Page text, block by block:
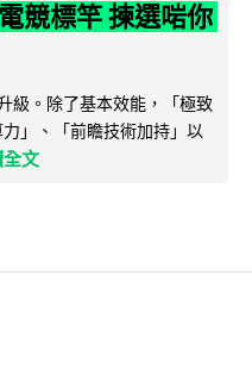
競標竿 揀選啱你
級。除了基本效能，「極致
」、「前瞻技術加持」以
全文